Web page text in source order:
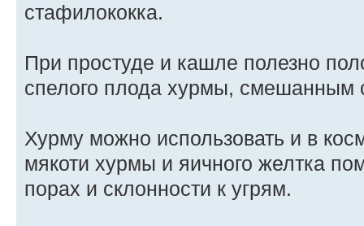
стафилококка.
При простуде и кашле полезно
спелого плода хурмы, смешанным
Хурму можно использовать и в
мякоти хурмы и яичного желтка
порах и склонности к угрям.